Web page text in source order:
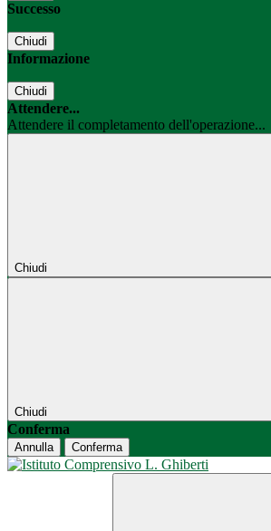
Successo
Chiudi
Informazione
Chiudi
Attendere...
Attendere il completamento dell'operazione...
Chiudi
Chiudi
Conferma
Annulla Conferma